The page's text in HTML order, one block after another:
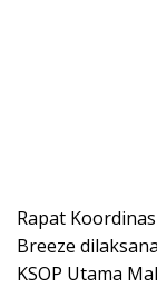
Rapat
Breeze
KSOP Utama